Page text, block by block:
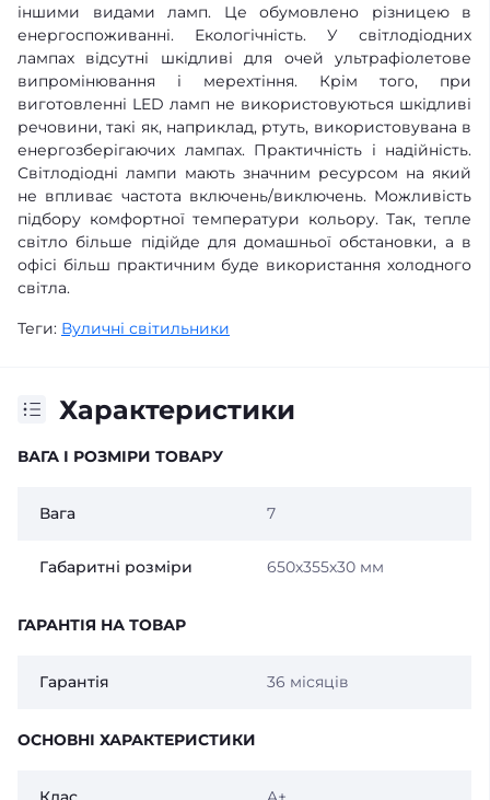
іншими видами ламп. Це обумовлено різницею в
енергоспоживанні. Екологічність. У світлодіодних
лампах відсутні шкідливі для очей ультрафіолетове
випромінювання і мерехтіння. Крім того, при
виготовленні LED ламп не використовуються шкідливі
речовини, такі як, наприклад, ртуть, використовувана в
енергозберігаючих лампах. Практичність і надійність.
Світлодіодні лампи мають значним ресурсом на який
не впливає частота включень/виключень. Можливість
підбору комфортної температури кольору. Так, тепле
світло більше підійде для домашньої обстановки, а в
офісі більш практичним буде використання холодного
світла.
Теги: Вуличні світильники
Характеристики
ВАГА І РОЗМІРИ ТОВАРУ
Вага 7
Габаритні розміри 650х355х30 мм
ГАРАНТІЯ НА ТОВАР
Гарантія 36 місяців
ОСНОВНІ ХАРАКТЕРИСТИКИ